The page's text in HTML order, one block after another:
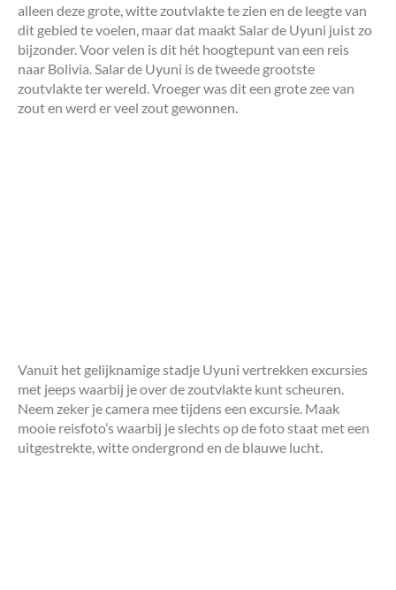
alleen deze grote, witte zoutvlakte te zien en de leegte van
dit gebied te voelen, maar dat maakt Salar de Uyuni juist zo
bijzonder. Voor velen is dit hét hoogtepunt van een reis
naar Bolivia. Salar de Uyuni is de tweede grootste
zoutvlakte ter wereld. Vroeger was dit een grote zee van
zout en werd er veel zout gewonnen.
Vanuit het gelijknamige stadje Uyuni vertrekken excursies
met jeeps waarbij je over de zoutvlakte kunt scheuren.
Neem zeker je camera mee tijdens een excursie. Maak
mooie reisfoto’s waarbij je slechts op de foto staat met een
uitgestrekte, witte ondergrond en de blauwe lucht.